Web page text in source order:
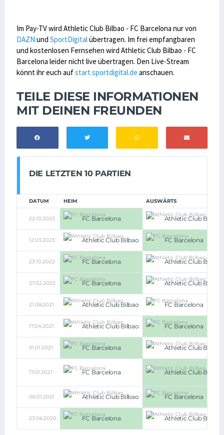
Im Pay-TV wird Athletic Club Bilbao - FC Barcelona nur von
DAZN und SportDigitalübertragen. Im frei empfangbaren
und kostenlosen Fernsehen wird Athletic Club Bilbao - FC
Barcelona leider nicht live übertragen. Den Live-Stream
könnt ihr euch aufstart.sportdigital.de anschauen.
TEILE DIESE INFORMATIONEN
MIT DEINEN FREUNDEN
DIE LETZTEN 10 PARTIEN
DATUM HEIM AUSWÄRTS
22.10.2023 FC Barcelona Athletic Club Bilbao
12.03.2023 Athletic Club Bilbao FC Barcelona
23.10.2022 FC Barcelona Athletic Club Bilbao
27.02.2022 FC Barcelona Athletic Club Bilbao
21.08.2021 Athletic Club Bilbao FC Barcelona
17.04.2021 Athletic Club Bilbao FC Barcelona
31.01.2021 FC Barcelona Athletic Club Bilbao
17.01.2021 FC Barcelona Athletic Club Bilbao
06.01.2021 Athletic Club Bilbao FC Barcelona
23.06.2020 FC Barcelona Athletic Club Bilbao